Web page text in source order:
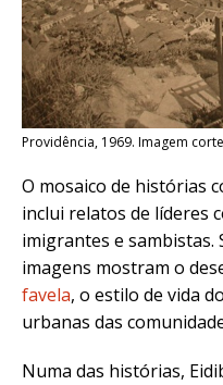
Providência, 1969. Imagem
O mosaico de histórias
inclui relatos de líderes
imigrantes e sambistas.
imagens mostram o
favela, o estilo de vida
urbanas das
Numa das histórias,